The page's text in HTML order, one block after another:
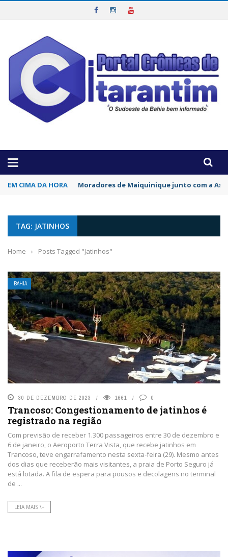
EM CIMA DA HORA Moradores de Maiquinique junto com a
TAG: JATINHOS
Home › Posts Tagged "Jatinhos"
BAHIA
30 DE DEZEMBRO DE 2023 1661 0
Trancoso: Congestionamento de jatinhos é
registrado na região
Com previsão de receber 1.300 passageiros entre 30 de dezembro e
6 de janeiro, o Aeroporto Terra Vista, que recebe jatinhos em
Trancoso, teve engarrafamento nesta sexta-feira (29). Mesmo antes
dos dias que receberão mais visitantes, a praia de Porto Seguro já
está lotada. A fila de espera para pousos e decolagens no terminal
de ...
LEIA MAIS \+